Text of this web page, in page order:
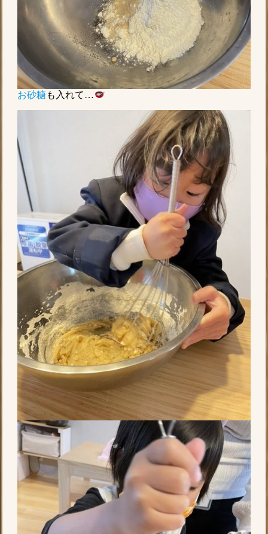
お砂糖も入れて…